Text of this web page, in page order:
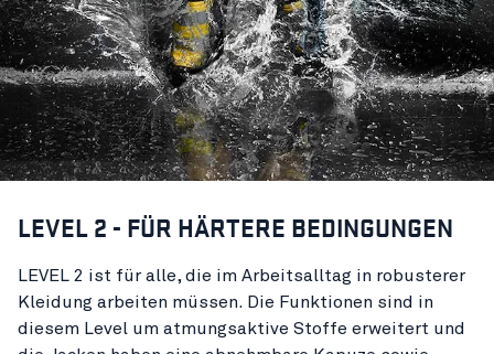
LEVEL 2 - FÜR HÄRTERE BEDINGUNGEN
LEVEL 2 ist für alle, die im Arbeitsalltag in robusterer
Kleidung arbeiten müssen. Die Funktionen sind in
diesem Level um atmungsaktive Stoffe erweitert und